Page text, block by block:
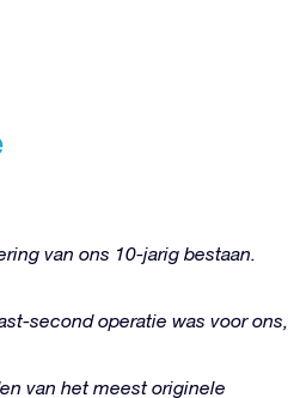
van ons 10-jarig bestaan.
second operatie was voor ons,
van het meest originele